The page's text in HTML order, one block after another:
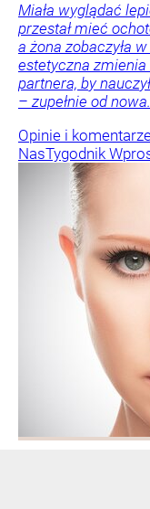
Miała wyglądać
przestał mieć
a żona zobaczyła
estetyczna
partnera, by
– zupełnie od nowa.
Opinie i
NasTygodnik